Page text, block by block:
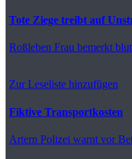
Tote Ziege treibt auf
Roßleben Frau bemerkt
Zur Leseliste hinzufügen
Fiktive Transportkosten
Artern Polizei warnt vor